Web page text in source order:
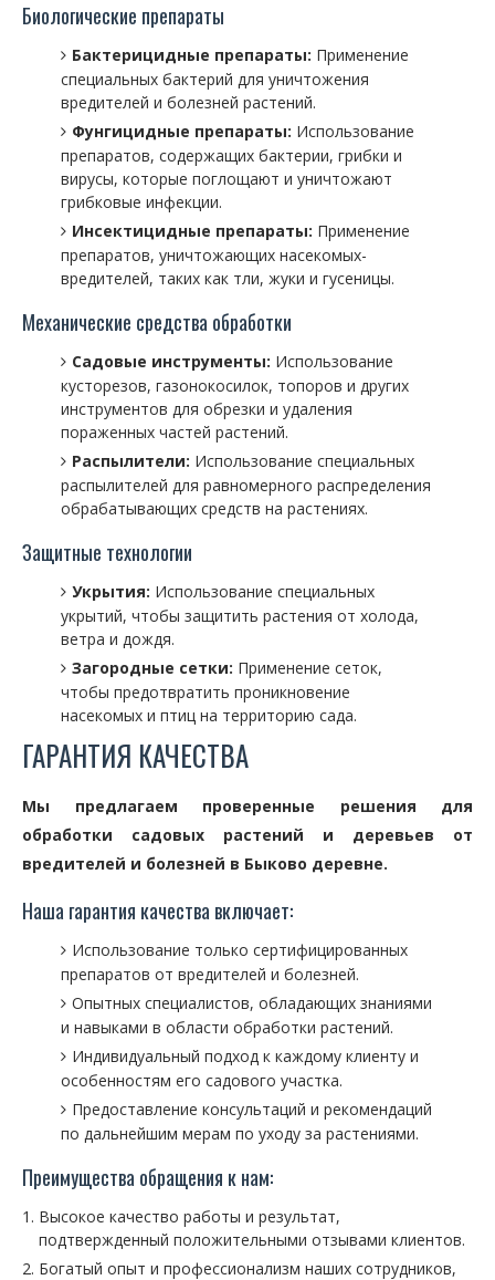
Биологические препараты
Бактерицидные препараты: Применение
специальных бактерий для уничтожения
вредителей и болезней растений.
Фунгицидные препараты: Использование
препаратов, содержащих бактерии, грибки и
вирусы, которые поглощают и уничтожают
грибковые инфекции.
Инсектицидные препараты: Применение
препаратов, уничтожающих насекомых-
вредителей, таких как тли, жуки и гусеницы.
Механические средства обработки
Садовые инструменты: Использование
кусторезов, газонокосилок, топоров и других
инструментов для обрезки и удаления
пораженных частей растений.
Распылители: Использование специальных
распылителей для равномерного распределения
обрабатывающих средств на растениях.
Защитные технологии
Укрытия: Использование специальных
укрытий, чтобы защитить растения от холода,
ветра и дождя.
Загородные сетки: Применение сеток,
чтобы предотвратить проникновение
насекомых и птиц на территорию сада.
ГАРАНТИЯ КАЧЕСТВА
Мы предлагаем проверенные решения для
обработки садовых растений и деревьев от
вредителей и болезней в Быково деревне.
Наша гарантия качества включает:
Использование только сертифицированных
препаратов от вредителей и болезней.
Опытных специалистов, обладающих знаниями
и навыками в области обработки растений.
Индивидуальный подход к каждому клиенту и
особенностям его садового участка.
Предоставление консультаций и рекомендаций
по дальнейшим мерам по уходу за растениями.
Преимущества обращения к нам:
Высокое качество работы и результат,
подтвержденный положительными отзывами клиентов.
Богатый опыт и профессионализм наших сотрудников,